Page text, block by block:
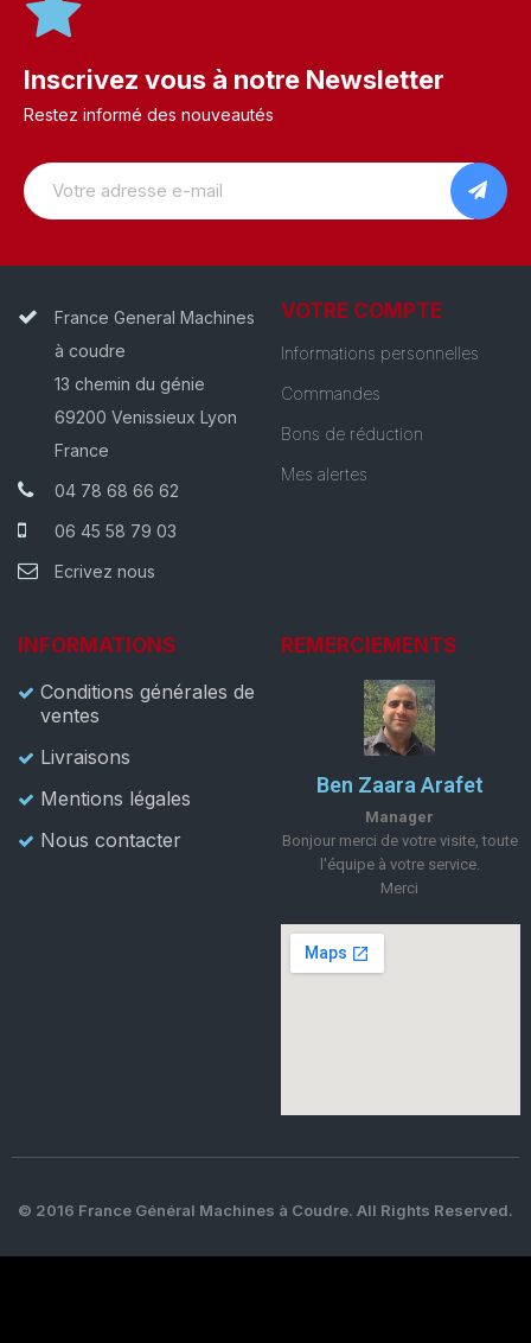
Inscrivez vous à notre Newsletter
Restez informé des nouveautés
France General Machines
à coudre
13 chemin du génie
69200 Venissieux Lyon
France
04 78 68 66 62
06 45 58 79 03
Ecrivez nous
VOTRE COMPTE
Informations personnelles
Commandes
Bons de réduction
Mes alertes
INFORMATIONS
Conditions générales de
ventes
Livraisons
Mentions légales
Nous contacter
REMERCIEMENTS
Ben Zaara Arafet
Manager
Bonjour merci de votre visite, toute
l'équipe à votre service.
Merci
© 2016 France Général Machines à Coudre. All Rights Reserved.